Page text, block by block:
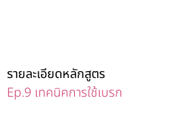
รายละเอียดหลักสูตร
Ep.9 เทคนิคการใช้เบรก